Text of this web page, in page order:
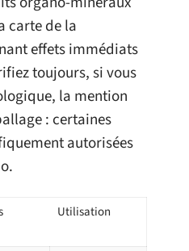
carte de la
effets immédiats
toujours, si vous
la mention
: certaines
autorisées
Utilisation